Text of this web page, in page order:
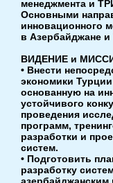
менеджмента и
Основными
инновационного
в Азербайджане
ВИДЕНИЕ и
• Внести
экономики
основанную на
устойчивого
проведения
программ,
разработки и
систем.
• Подготовить
разработку